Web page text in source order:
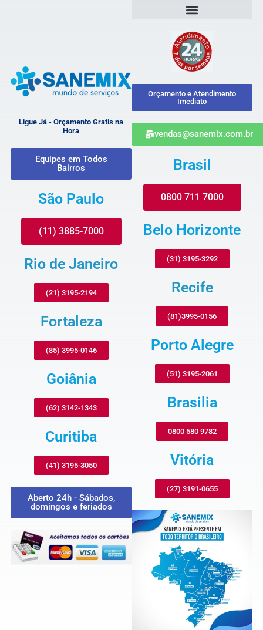
Ligue Já - Orçamento Gratis na
Hora
Equipes em Todos
Bairros
São Paulo
(11) 3885-7000
Rio de Janeiro
(21) 3195-2194
Fortaleza
(85) 3995-0146
Goiânia
(62) 3142-1343
Curitiba
(41) 3195-3050
Aberto 24h - Sábados,
domingos e feriados
Orçamento e Atendimento
Imediato
vendas@sanemix.com.br
Brasil
0800 711 7000
Belo Horizonte
(31) 3195-3292
Recife
(81)3995-0156
Porto Alegre
(51) 3195-2061
Brasilia
0800 580 9782
Vitória
(27) 3191-0655